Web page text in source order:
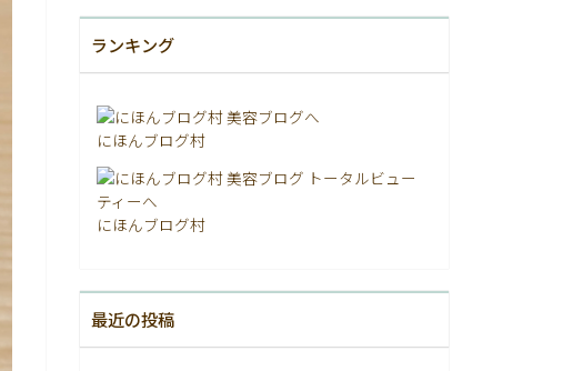
ランキング
にほんブログ村
にほんブログ村
最近の投稿